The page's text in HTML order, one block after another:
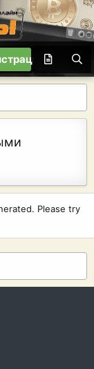
Please try